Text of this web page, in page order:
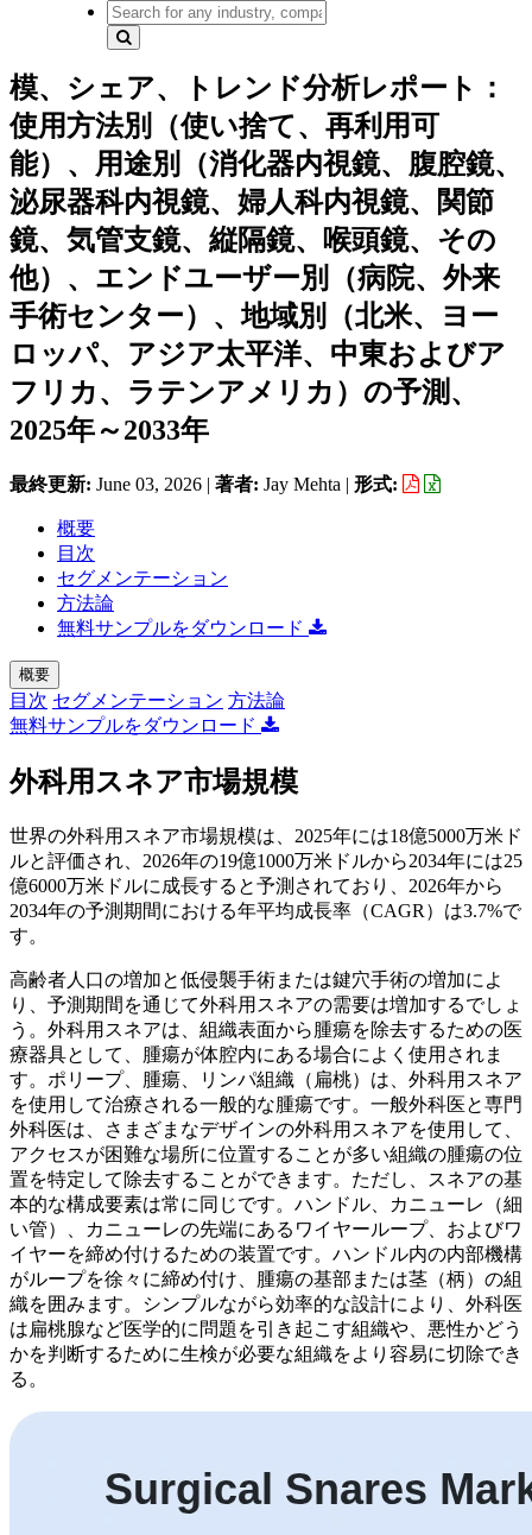
模、シェア、トレンド分析レポート：
使用方法別（使い捨て、再利用可
能）、用途別（消化器内視鏡、腹腔鏡、
泌尿器科内視鏡、婦人科内視鏡、関節
鏡、気管支鏡、縦隔鏡、​​喉頭鏡、その
他）、エンドユーザー別（病院、外来
手術センター）、地域別（北米、ヨー
ロッパ、アジア太平洋、中東およびア
フリカ、ラテンアメリカ）の予測、
2025年～2033年
最終更新: June 03, 2026 | 著者: Jay Mehta | 形式:
概要
目次
セグメンテーション
方法論
無料サンプルをダウンロード
概要
目次 セグメンテーション 方法論
無料サンプルをダウンロード
外科用スネア市場規模
世界の外科用スネア市場規模は、2025年には18億5000万米ド
ルと評価され、2026年の19億1000万米ドルから2034年には25
億6000万米ドルに成長すると予測されており、2026年から
2034年の予測期間における年平均成長率（CAGR）は3.7%で
す。
高齢者人口の増加と低侵襲手術または鍵穴手術の増加によ
り、予測期間を通じて外科用スネアの需要は増加するでしょ
う。外科用スネアは、組織表面から腫瘍を除去するための医
療器具として、腫瘍が体腔内にある場合によく使用されま
す。ポリープ、腫瘍、リンパ組織（扁桃）は、外科用スネア
を使用して治療される一般的な腫瘍です。一般外科医と専門
外科医は、さまざまなデザインの外科用スネアを使用して、
アクセスが困難な場所に位置することが多い組織の腫瘍の位
置を特定して除去することができます。ただし、スネアの基
本的な構成要素は常に同じです。ハンドル、カニューレ（細
い管）、カニューレの先端にあるワイヤーループ、およびワ
イヤーを締め付けるための装置です。ハンドル内の内部機構
がループを徐々に締め付け、腫瘍の基部または茎（柄）の組
織を囲みます。シンプルながら効率的な設計により、外科医
は扁桃腺など医学的に問題を引き起こす組織や、悪性かどう
かを判断するために生検が必要な組織をより容易に切除でき
る。